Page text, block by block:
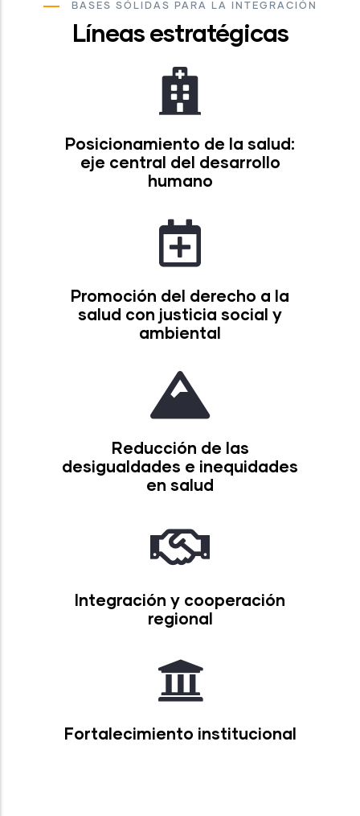
BASES SÓLIDAS PARA LA INTEGRACIÓN
Líneas estratégicas
Posicionamiento de la salud:
eje central del desarrollo
humano
Promoción del derecho a la
salud con justicia social y
ambiental
Reducción de las
desigualdades e inequidades
en salud
Integración y cooperación
regional
Fortalecimiento institucional